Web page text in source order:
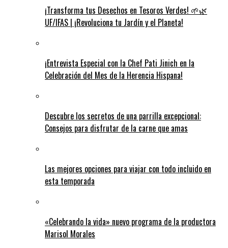
¡Transforma tus Desechos en Tesoros Verdes! 🌱🌿
UF/IFAS | ¡Revoluciona tu Jardín y el Planeta!
¡Entrevista Especial con la Chef Pati Jinich en la
Celebración del Mes de la Herencia Hispana!
Descubre los secretos de una parrilla excepcional:
Consejos para disfrutar de la carne que amas
Las mejores opciones para viajar con todo incluido en
esta temporada
«Celebrando la vida» nuevo programa de la productora
Marisol Morales